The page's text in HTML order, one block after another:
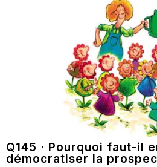
Q145 · Pourquoi faut-il
démocratiser la